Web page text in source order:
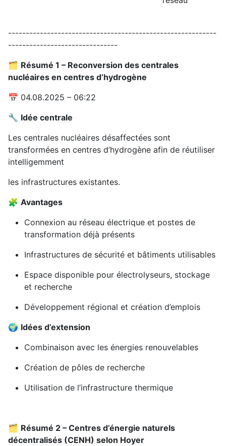
-----------------------------------------------------------
-------------------------------
🗂️ Résumé 1 – Reconversion des centrales
nucléaires en centres d’hydrogène
📅 04.08.2025 – 06:22
🔧 Idée centrale
Les centrales nucléaires désaffectées sont
transformées en centres d’hydrogène afin de réutiliser
intelligemment
les infrastructures existantes.
🧩 Avantages
Connexion au réseau électrique et postes de
transformation déjà présents
Infrastructures de sécurité et bâtiments utilisables
Espace disponible pour électrolyseurs, stockage
et recherche
Développement régional et création d’emplois
🌍 Idées d’extension
Combinaison avec les énergies renouvelables
Création de pôles de recherche
Utilisation de l’infrastructure thermique
🗂️ Résumé 2 – Centres d’énergie naturels
décentralisés (CENH) selon Hoyer